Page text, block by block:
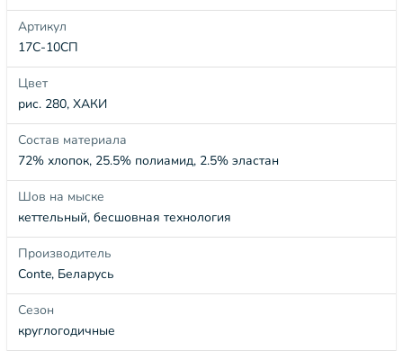
Артикул
17С-10СП
Цвет
рис. 280, ХАКИ
Состав материала
72% хлопок, 25.5% полиамид, 2.5% эластан
Шов на мыске
кеттельный, бесшовная технология
Производитель
Conte, Беларусь
Сезон
круглогодичные